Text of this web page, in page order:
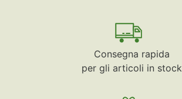
Consegna rapida
per gli articoli in stock